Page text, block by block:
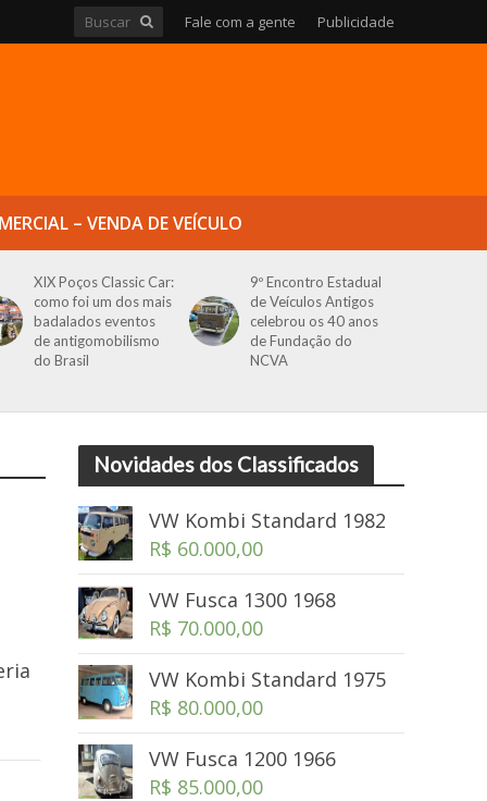
Fale com a gente Publicidade
– VENDA DE VEÍCULO
XIX Poços Classic Car:
como foi um dos mais
badalados eventos
de antigomobilismo
do Brasil
9º Encontro Estadual
de Veículos Antigos
celebrou os 40 anos
de Fundação do
NCVA
Novidades dos Classificados
VW Kombi Standard 1982
R$ 60.000,00
VW Fusca 1300 1968
R$ 70.000,00
VW Kombi Standard 1975
R$ 80.000,00
VW Fusca 1200 1966
R$ 85.000,00